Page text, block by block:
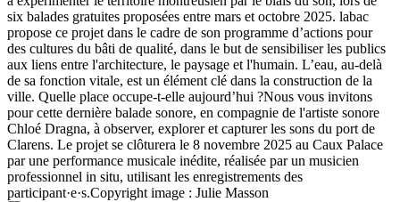
six balades gratuites proposées entre mars et octobre 2025. labac
propose ce projet dans le cadre de son programme d’actions pour
des cultures du bâti de qualité, dans le but de sensibiliser les publics
aux liens entre l'architecture, le paysage et l'humain. L’eau, au-delà
de sa fonction vitale, est un élément clé dans la construction de la
ville. Quelle place occupe-t-elle aujourd’hui ?Nous vous invitons
pour cette dernière balade sonore, en compagnie de l'artiste sonore
Chloé Dragna, à observer, explorer et capturer les sons du port de
Clarens. Le projet se clôturera le 8 novembre 2025 au Caux Palace
par une performance musicale inédite, réalisée par un musicien
professionnel in situ, utilisant les enregistrements des
participant·e·s.Copyright image : Julie Masson